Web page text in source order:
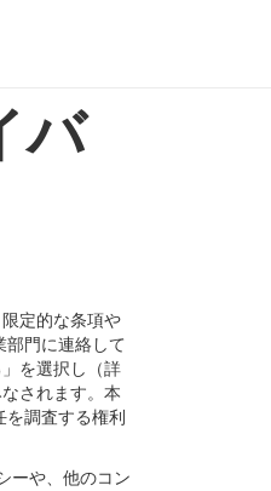
バ
定的な条項や
部門に連絡して
を選択し（詳
されます。本
調査する権利
ーや、他のコン